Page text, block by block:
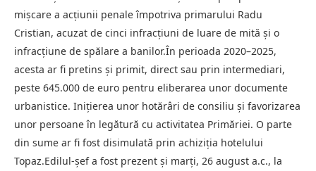
mișcare a acțiunii penale împotriva primarului Radu
Cristian, acuzat de cinci infracțiuni de luare de mită și o
infracțiune de spălare a banilor.În perioada 2020–2025,
acesta ar fi pretins și primit, direct sau prin intermediari,
peste 645.000 de euro pentru eliberarea unor documente
urbanistice. Inițierea unor hotărâri de consiliu și favorizarea
unor persoane în legătură cu activitatea Primăriei. O parte
din sume ar fi fost disimulată prin achiziția hotelului
Topaz.Edilul-șef a fost prezent și marți, 26 august a.c., la